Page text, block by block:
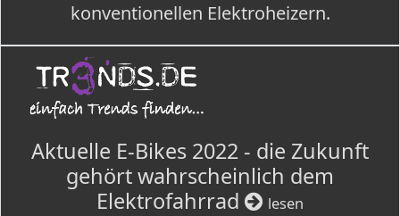
konventionellen Elektroheizern.
Aktuelle E-Bikes 2022 - die Zukunft
gehört wahrscheinlich dem
Elektrofahrrad
lesen